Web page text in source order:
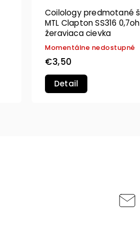
Coilology predmotané
MTL Clapton SS316
žeraviaca cievka
Momentálne nedostupné
€3,50
Detail